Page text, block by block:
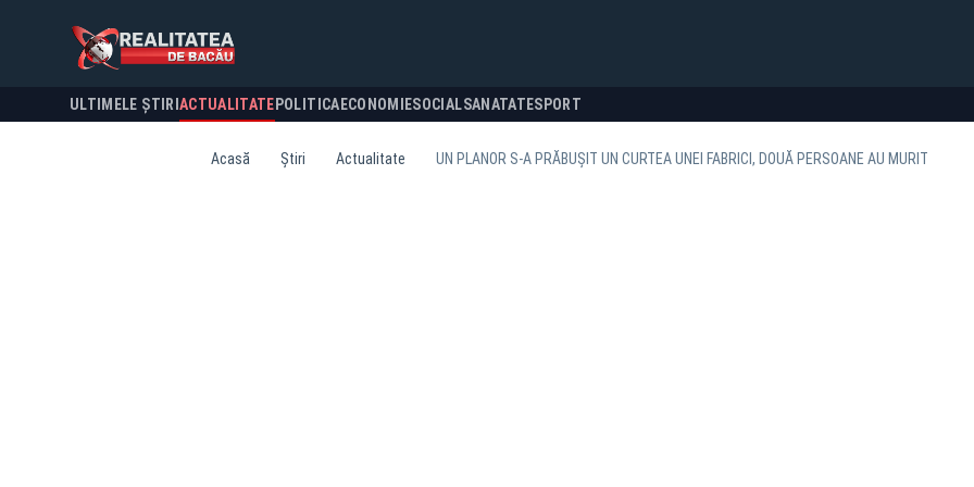
ULTIMELE ȘTIRI ACTUALITATE POLITICA ECONOMIESOCIALSANATATESPORT
Acasă Știri Actualitate UN PLANOR S-A PRĂBUȘIT UN CURTEA UNEI FABRICI, DOUĂ PERSOANE AU MURIT